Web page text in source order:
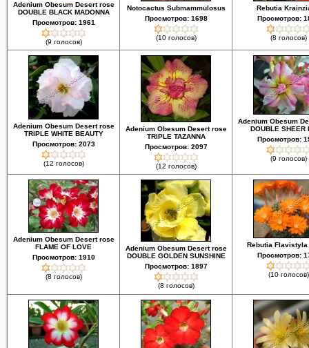
Adenium Obesum Desert rose
DOUBLE BLACK MADONNA
Просмотров: 1961
(9 голосов)
Notocactus Submammulosus
Просмотров: 1698
(10 голосов)
Rebutia
Просмотров:
(8 голосов)
Adenium Obesum Desert rose
TRIPLE WHITE BEAUTY
Просмотров: 2073
(12 голосов)
Adenium Obesum Desert rose
TRIPLE TAZANNA
Просмотров: 2097
(12 голосов)
Adenium Obesum
DOUBLE SHEER
Просмотров:
(9 голосов)
Adenium Obesum Desert rose
FLAME OF LOVE
Просмотров: 1910
(8 голосов)
Adenium Obesum Desert rose
DOUBLE GOLDEN SUNSHINE
Просмотров: 1897
(8 голосов)
Rebutia Flavistyla
Просмотров:
(10 голосов)